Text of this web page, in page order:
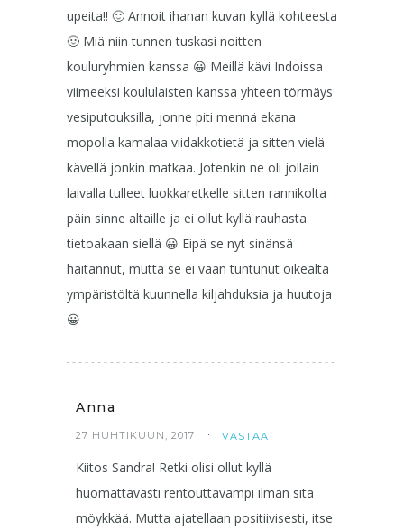
upeita!! 🙂 Annoit ihanan kuvan kyllä kohteesta
🙂 Miä niin tunnen tuskasi noitten
kouluryhmien kanssa 😀 Meillä kävi Indoissa
viimeeksi koululaisten kanssa yhteen törmäys
vesiputouksilla, jonne piti mennä ekana
mopolla kamalaa viidakkotietä ja sitten vielä
kävellä jonkin matkaa. Jotenkin ne oli jollain
laivalla tulleet luokkaretkelle sitten rannikolta
päin sinne altaille ja ei ollut kyllä rauhasta
tietoakaan siellä 😀 Eipä se nyt sinänsä
haitannut, mutta se ei vaan tuntunut oikealta
ympäristöltä kuunnella kiljahduksia ja huutoja
😀
Anna
27 HUHTIKUUN, 2017 VASTAA
Kiitos Sandra! Retki olisi ollut kyllä
huomattavasti rentouttavampi ilman sitä
möykkää. Mutta ajatellaan positiivisesti, itse